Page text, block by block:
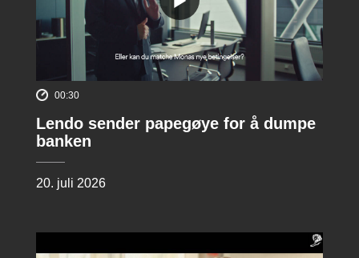
00:30
Lendo sender papegøye for å dumpe
banken
20. juli 2026